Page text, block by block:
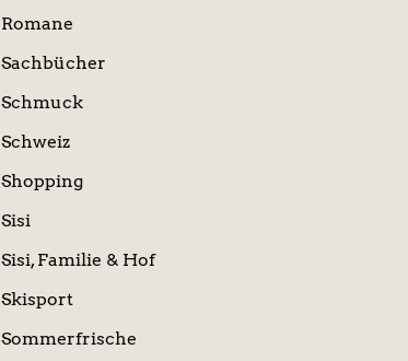
Romane
Sachbücher
Schmuck
Schweiz
Shopping
Sisi
Sisi, Familie & Hof
Skisport
Sommerfrische